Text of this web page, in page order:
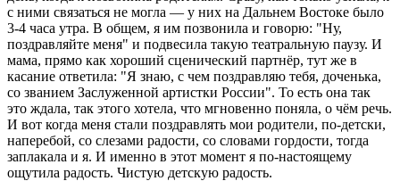
с ними связаться не могла — у них на Дальнем Востоке было
3-4 часа утра. В общем, я им позвонила и говорю: "Ну,
поздравляйте меня" и подвесила такую театральную паузу. И
мама, прямо как хороший сценический партнёр, тут же в
касание ответила: "Я знаю, с чем поздравляю тебя, доченька,
со званием Заслуженной артистки России". То есть она так
это ждала, так этого хотела, что мгновенно поняла, о чём речь.
И вот когда меня стали поздравлять мои родители, по-детски,
наперебой, со слезами радости, со словами гордости, тогда
заплакала и я. И именно в этот момент я по-настоящему
ощутила радость. Чистую детскую радость.